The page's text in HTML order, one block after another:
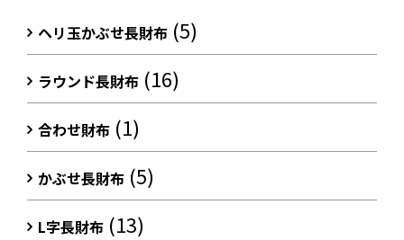
ヘリ玉かぶせ長財布 (5)
ラウンド長財布 (16)
合わせ財布 (1)
かぶせ長財布 (5)
L字長財布 (13)